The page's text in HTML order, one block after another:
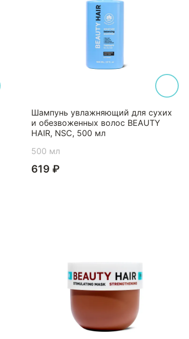
Шампунь увлажняющий для сухих
и обезвоженных волос BEAUTY
HAIR, NSC, 500 мл
500 мл
619 ₽